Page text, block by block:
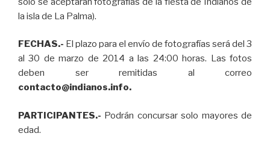
la isla de La Palma).
FECHAS.- El plazo para el envío de fotografías será del 3
al 30 de marzo de 2014 a las 24:00 horas. Las fotos
deben ser remitidas al correo
contacto@indianos.info.
PARTICIPANTES.- Podrán concursar solo mayores de
edad.